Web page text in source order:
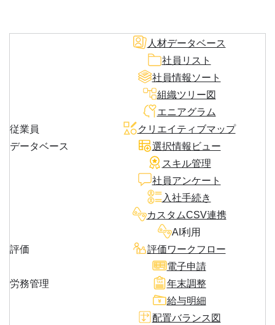
従業員
データベース
人材データベース
社員リスト
社員情報ソート
組織ツリー図
エニアグラム
クリエイティブマップ
選択情報ビュー
スキル管理
社員アンケート
入社手続き
カスタムCSV連携
AI利用
評価
評価ワークフロー
労務管理
電子申請
年末調整
給与明細
配置バランス図